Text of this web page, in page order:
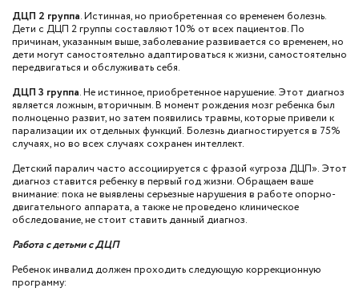
ДЦП 2 группа. Истинная, но приобретенная со временем болезнь.
Дети с ДЦП 2 группы составляют 10% от всех пациентов. По
причинам, указанным выше, заболевание развивается со временем, но
дети могут самостоятельно адаптироваться к жизни, самостоятельно
передвигаться и обслуживать себя.
ДЦП 3 группа. Не истинное, приобретенное нарушение. Этот диагноз
является ложным, вторичным. В момент рождения мозг ребенка был
полноценно развит, но затем появились травмы, которые привели к
парализации их отдельных функций. Болезнь диагностируется в 75%
случаях, но во всех случаях сохранен интеллект.
Детский паралич часто ассоциируется с фразой «угроза ДЦП». Этот
диагноз ставится ребенку в первый год жизни. Обращаем ваше
внимание: пока не выявлены серьезные нарушения в работе опорно-
двигательного аппарата, а также не проведено клиническое
обследование, не стоит ставить данный диагноз.
Работа с детьми с ДЦП
Ребенок инвалид должен проходить следующую коррекционную
программу: